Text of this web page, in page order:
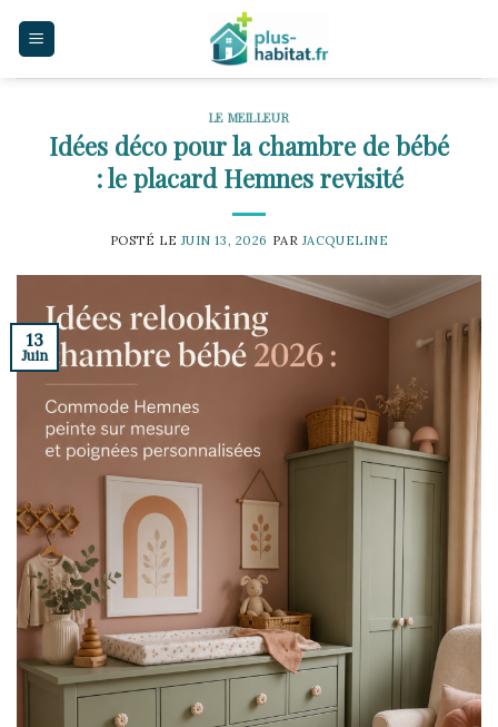
LE MEILLEUR
Idées déco pour la chambre de bébé
: le placard Hemnes revisité
POSTÉ LE JUIN 13, 2026 PAR JACQUELINE
13
Juin